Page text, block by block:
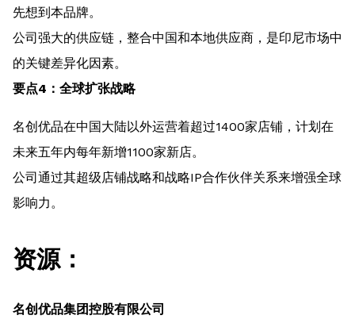
先想到本品牌。
公司强大的供应链，整合中国和本地供应商，是印尼市场中
的关键差异化因素。
要点4：全球扩张战略
名创优品在中国大陆以外运营着超过1400家店铺，计划在
未来五年内每年新增1100家新店。
公司通过其超级店铺战略和战略IP合作伙伴关系来增强全球
影响力。
资源：
名创优品集团控股有限公司